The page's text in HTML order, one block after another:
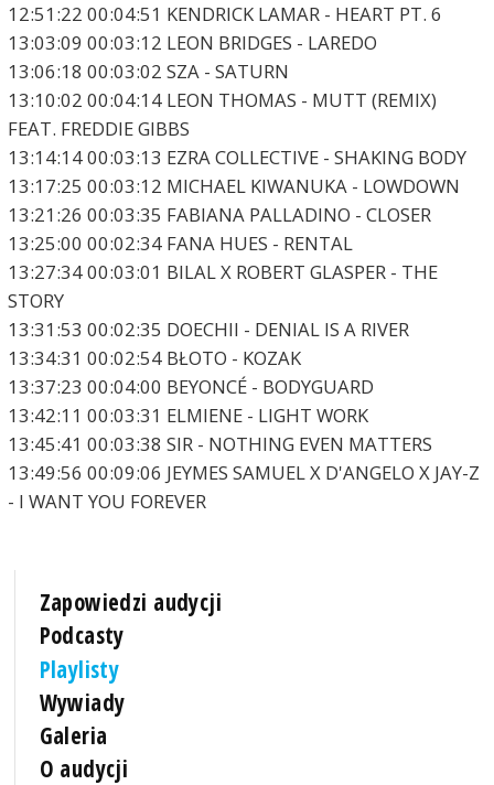
12:51:22 00:04:51 KENDRICK LAMAR - HEART PT. 6
13:03:09 00:03:12 LEON BRIDGES - LAREDO
13:06:18 00:03:02 SZA - SATURN
13:10:02 00:04:14 LEON THOMAS - MUTT (REMIX)
FEAT. FREDDIE GIBBS
13:14:14 00:03:13 EZRA COLLECTIVE - SHAKING BODY
13:17:25 00:03:12 MICHAEL KIWANUKA - LOWDOWN
13:21:26 00:03:35 FABIANA PALLADINO - CLOSER
13:25:00 00:02:34 FANA HUES - RENTAL
13:27:34 00:03:01 BILAL X ROBERT GLASPER - THE
STORY
13:31:53 00:02:35 DOECHII - DENIAL IS A RIVER
13:34:31 00:02:54 BŁOTO - KOZAK
13:37:23 00:04:00 BEYONCÉ - BODYGUARD
13:42:11 00:03:31 ELMIENE - LIGHT WORK
13:45:41 00:03:38 SIR - NOTHING EVEN MATTERS
13:49:56 00:09:06 JEYMES SAMUEL X D'ANGELO X JAY-Z
- I WANT YOU FOREVER
Zapowiedzi audycji
Podcasty
Playlisty
Wywiady
Galeria
O audycji